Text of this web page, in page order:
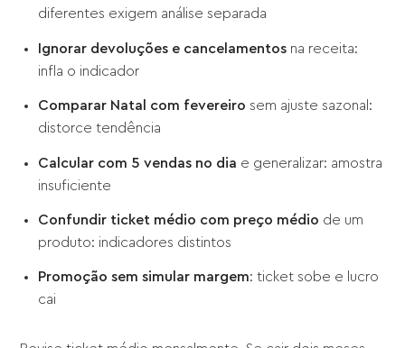
diferentes exigem análise separada
Ignorar devoluções e cancelamentos na receita:
infla o indicador
Comparar Natal com fevereiro sem ajuste sazonal:
distorce tendência
Calcular com 5 vendas no dia e generalizar: amostra
insuficiente
Confundir ticket médio com preço médio de um
produto: indicadores distintos
Promoção sem simular margem: ticket sobe e lucro
cai